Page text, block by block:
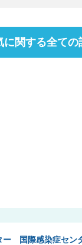
に関する全て
ー 国際感染症セン